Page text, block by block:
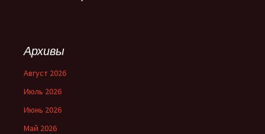
Архивы
Август 2026
Июль 2026
Июнь 2026
Май 2026